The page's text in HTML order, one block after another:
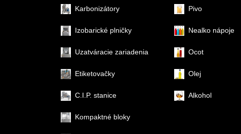
Karbonizátory
Izobarické plničky
Uzatváracie zariadenia
Etiketovačky
C.I.P. stanice
Kompaktné bloky
Pivo
Nealko nápoje
Ocot
Olej
Alkohol